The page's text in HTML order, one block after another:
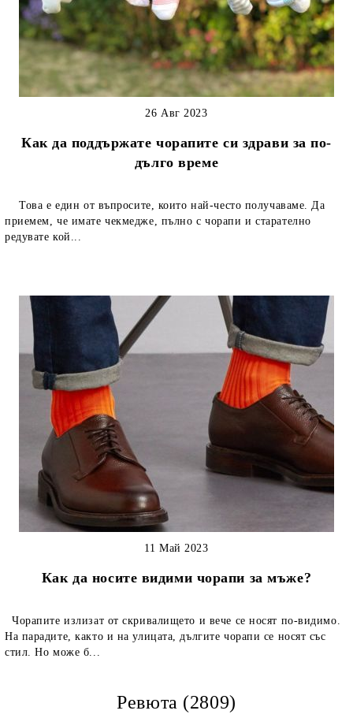
Как да поддържате чорапите си здрави за по-
дълго време
26 Авг 2023
Това е един от въпросите, които най-често получаваме. Да
приемем, че имате чекмедже, пълно с чорапи и старателно
редувате кой...
Как да носите видими чорапи за мъже?
11 Май 2023
Чорапите излизат от скривалището и вече се носят по-видимо.
На парадите, както и на улицата, дългите чорапи се носят със
стил. Но може б...
Ревюта (2809)